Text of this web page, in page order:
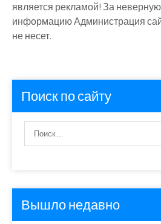
является рекламой! За
информацию Администрация
не несет.
Поиск по сайту
Вышло недавно